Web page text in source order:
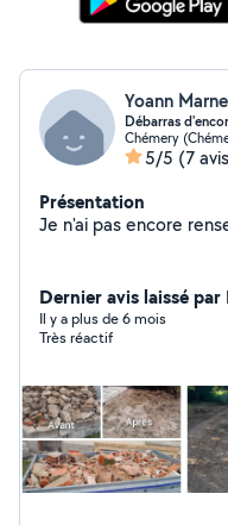
Yoann
Débarras
Chémery
5/5 (7
Présentation
Dernier avis laissé par
Il y a plus de 6 mois
Très réactif